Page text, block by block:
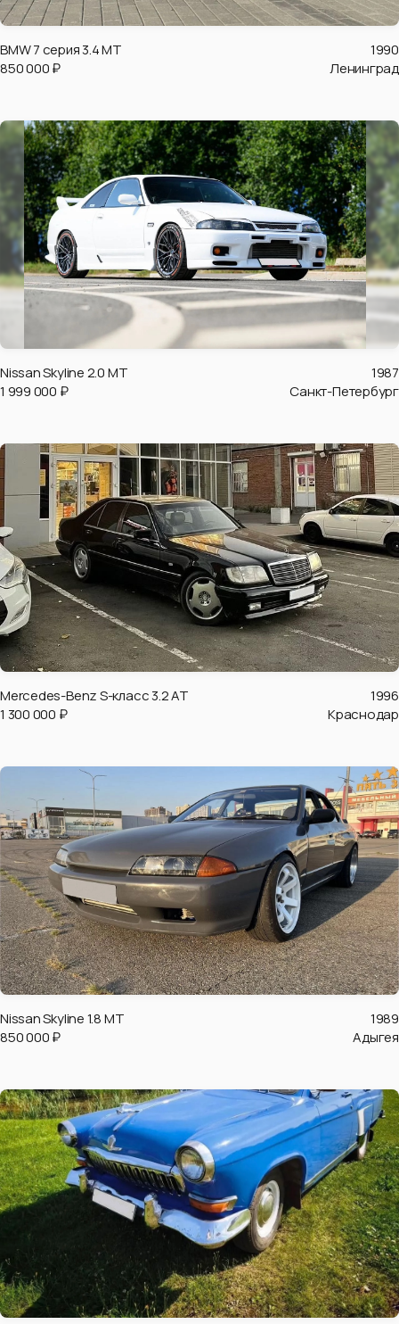
BMW 7 серия 3.4 MT
1990
850 000 ₽
Ленинград
Nissan Skyline 2.0 MT
1987
1 999 000 ₽
Санкт-Петербург
Mercedes-Benz S-класс 3.2 AT
1996
1 300 000 ₽
Краснодар
Nissan Skyline 1.8 MT
1989
850 000 ₽
Адыгея